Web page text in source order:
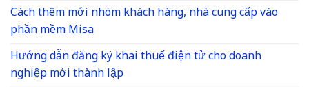
Cách thêm mới nhóm khách hàng, nhà cung cấp vào
phần mềm Misa
Hướng dẫn đăng ký khai thuế điện tử cho doanh
nghiệp mới thành lập